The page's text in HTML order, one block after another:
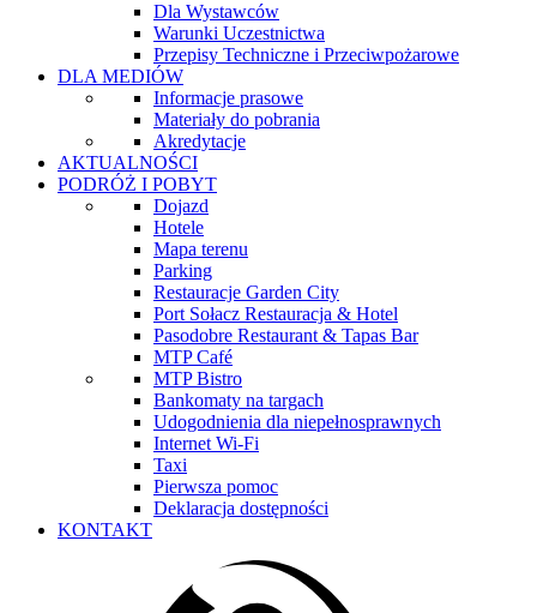
Dla Wystawców
Warunki Uczestnictwa
Przepisy Techniczne i Przeciwpożarowe
DLA MEDIÓW
Informacje prasowe
Materiały do pobrania
Akredytacje
AKTUALNOŚCI
PODRÓŻ I POBYT
Dojazd
Hotele
Mapa terenu
Parking
Restauracje Garden City
Port Sołacz Restauracja & Hotel
Pasodobre Restaurant & Tapas Bar
MTP Café
MTP Bistro
Bankomaty na targach
Udogodnienia dla niepełnosprawnych
Internet Wi-Fi
Taxi
Pierwsza pomoc
Deklaracja dostępności
KONTAKT